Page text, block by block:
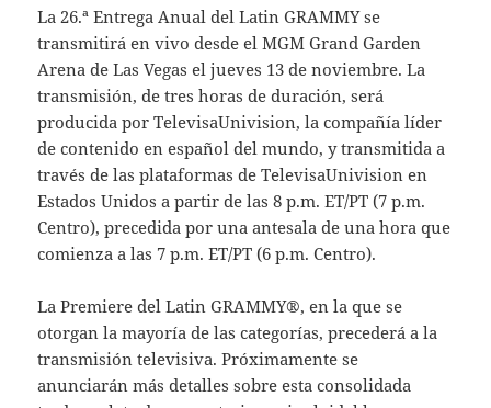
La 26.ª Entrega Anual del Latin GRAMMY se
transmitirá en vivo desde el MGM Grand Garden
Arena de Las Vegas el jueves 13 de noviembre. La
transmisión, de tres horas de duración, será
producida por TelevisaUnivision, la compañía líder
de contenido en español del mundo, y transmitida a
través de las plataformas de TelevisaUnivision en
Estados Unidos a partir de las 8 p.m. ET/PT (7 p.m.
Centro), precedida por una antesala de una hora que
comienza a las 7 p.m. ET/PT (6 p.m. Centro).
La Premiere del Latin GRAMMY®, en la que se
otorgan la mayoría de las categorías, precederá a la
transmisión televisiva. Próximamente se
anunciarán más detalles sobre esta consolidada